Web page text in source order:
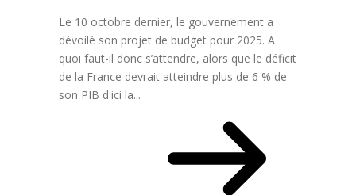
Le 10 octobre dernier, le gouvernement a
dévoilé son projet de budget pour 2025. A
quoi faut-il donc s’attendre, alors que le déficit
de la France devrait atteindre plus de 6 % de
son PIB d'ici la...